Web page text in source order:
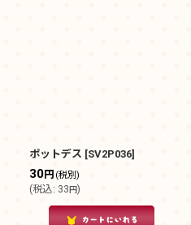
ポットデス [SV2P036]
30円 (税別)
(税込: 33円)